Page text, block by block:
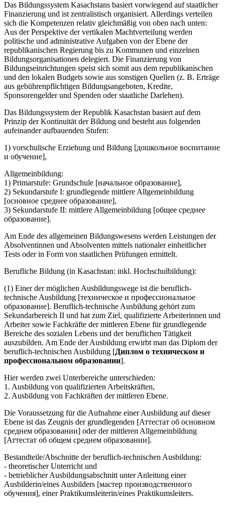
Das Bildungssystem Kasachstans basiert vorwiegend auf staatlicher
Finanzierung und ist zentralistisch organisiert. Allerdings verteilen
sich die Kompetenzen relativ gleichmäßig von oben nach unten:
Aus der Perspektive der vertikalen Machtverteilung werden
politische und administrative Aufgaben von der Ebene der
republikanischen Regierung bis zu Kommunen und einzelnen
Bildungsorganisationen delegiert. Die Finanzierung von
Bildungseinrichtungen speist sich somit aus dem republikanischen
und den lokalen Budgets sowie aus sonstigen Quellen (z. B. Erträge
aus gebührenpflichtigen Bildungsangeboten, Kredite,
Sponsorengelder und Spenden oder staatliche Darlehen).
Das Bildungssystem der Republik Kasachstan basiert auf dem
Prinzip der Kontinuität der Bildung und besteht aus folgenden
aufeinander aufbauenden Stufen:
1) vorschulische Erziehung und Bildung [дошкольное воспитание
и обучение],
Allgemeinbildung:
1) Primarstufe: Grundschule [начальное образование],
2) Sekundarstufe I: grundlegende mittlere Allgemeinbildung
[основное среднее образование],
3) Sekundarstufe II: mittlere Allgemeinbildung [общее cреднее
образование].
Am Ende des allgemeinen Bildungswesens werden Leistungen der
Absolventinnen und Absolventen mittels nationaler einheitlicher
Tests oder in Form von staatlichen Prüfungen ermittelt.
Berufliche Bildung (in Kasachstan: inkl. Hochschulbildung):
(1) Einer der möglichen Ausbildungswege ist die beruflich-
technische Ausbildung [техническое и профессиональное
образование]. Beruflich-technische Ausbildung gehört zum
Sekundarbereich II und hat zum Ziel, qualifizierte Arbeiterinnen und
Arbeiter sowie Fachkräfte der mittleren Ebene für grundlegende
Bereiche des sozialen Lebens und der beruflichen Tätigkeit
auszubilden. Am Ende der Ausbildung erwirbt man das Diplom der
beruflich-technischen Ausbildung [Диплом о техническом и
профессиональном образовании].
Hier werden zwei Unterbereiche unterschieden:
1. Ausbildung von qualifizierten Arbeitskräften,
2. Ausbildung von Fachkräften der mittleren Ebene.
Die Voraussetzung für die Aufnahme einer Ausbildung auf dieser
Ebene ist das Zeugnis der grundlegenden [Аттестат об основном
среднем образовании] oder der mittleren Allgemeinbildung
[Аттестат об общем среднем образовании].
Bestandteile/Abschnitte der beruflich-technischen Ausbildung:
- theoretischer Unterricht und
- betrieblicher Ausbildungsabschnitt unter Anleitung einer
Ausbilderin/eines Ausbilders [мастер производственного
обучения], einer Praktikumsleiterin/eines Praktikumsleiters.